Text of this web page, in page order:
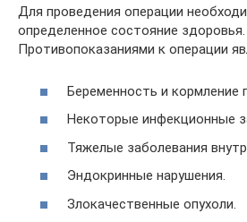
Для проведения операции
определенное состояние здоровья.
Противопоказаниями к операции
Беременность и кормление
Некоторые инфекционные
Тяжелые заболевания
Эндокринные нарушения.
Злокачественные опухоли.